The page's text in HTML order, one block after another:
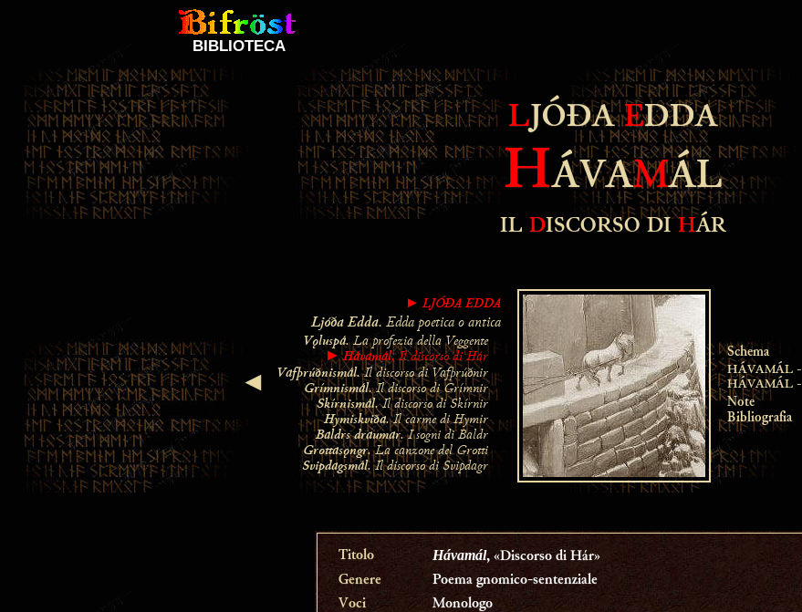
BIBLIOTECA
LJÓÐAEDDA
HÁVAMÁL
IL DISCORSO DI HÁR
◄
►LJÓĐA EDDA
Ljóða Edda. Edda poetica o antica
Vǫluspá. La profezia della Veggente
►Hávamál. Il discorso di Hár
Vafþrúðnismál. Il discorso di Vafþrúðnir
Grímnismál. Il discorso di Grímnir
Skírnismál. Il discorso di Skírnir
Hymiskviða. Il carme di Hymir
Baldrs draumar. I sogni di Baldr
Grottasǫngr. La canzone del Grotti
Svipdagsmál. Il discorso di Svipdagr
Schema
HÁVAMÁL -
HÁVAMÁL -
Note
Bibliografia
Titolo Hávamál, «Discorso di Hár»
Genere
Poema gnomico-sentenziale
Voci
Monologo